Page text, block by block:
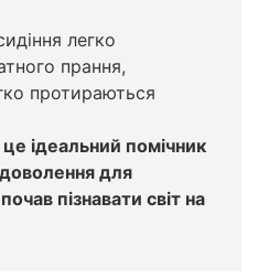
легко
прання,
протираються
ідеальний помічник
для
пізнавати світ на